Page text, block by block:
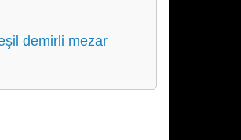
demirli mezar